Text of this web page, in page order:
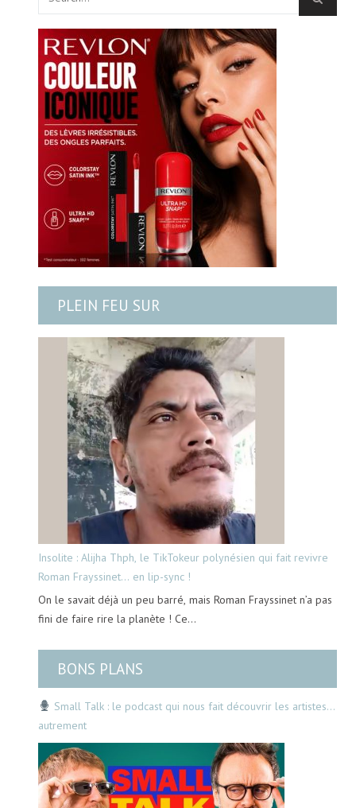
PLEIN FEU SUR
Insolite : Alijha Thph, le TikTokeur polynésien qui fait revivre
Roman Frayssinet… en lip-sync !
On le savait déjà un peu barré, mais Roman Frayssinet n’a pas
fini de faire rire la planète ! Ce…
BONS PLANS
Small Talk : le podcast qui nous fait découvrir les artistes…
autrement